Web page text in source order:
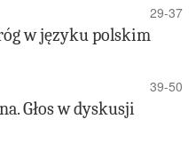
29-37
w języku polskim
39-50
Głos w dyskusji